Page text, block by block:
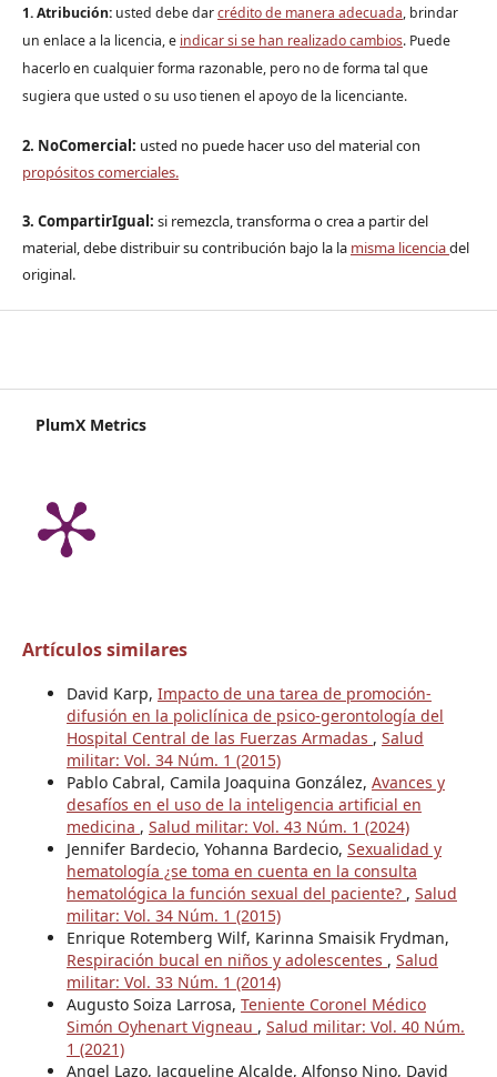
1. Atribución: usted debe darcrédito de manera adecuada, brindar
un enlace a la licencia, e indicar si se han realizado cambios. Puede
hacerlo en cualquier forma razonable, pero no de forma tal que
sugiera que usted o su uso tienen el apoyo de la licenciante.
2. NoComercial: usted no puede hacer uso del material con
propósitos comerciales.
3. CompartirIgual: si remezcla, transforma o crea a partir del
material, debe distribuir su contribución bajo la la misma licenciadel
original.
PlumX Metrics
Artículos similares
David Karp, Impacto de una tarea de promoción-
difusión en la policlínica de psico-gerontología del
Hospital Central de las Fuerzas Armadas , Salud
militar: Vol. 34 Núm. 1 (2015)
Pablo Cabral, Camila Joaquina González, Avances y
desafíos en el uso de la inteligencia artificial en
medicina , Salud militar: Vol. 43 Núm. 1 (2024)
Jennifer Bardecio, Yohanna Bardecio, Sexualidad y
hematología ¿se toma en cuenta en la consulta
hematológica la función sexual del paciente? , Salud
militar: Vol. 34 Núm. 1 (2015)
Enrique Rotemberg Wilf, Karinna Smaisik Frydman,
Respiración bucal en niños y adolescentes , Salud
militar: Vol. 33 Núm. 1 (2014)
Augusto Soiza Larrosa, Teniente Coronel Médico
Simón Oyhenart Vigneau , Salud militar: Vol. 40 Núm.
1 (2021)
Angel Lazo, Jacqueline Alcalde, Alfonso Nino, David